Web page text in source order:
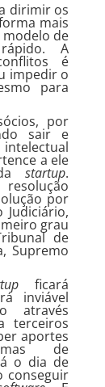
dirimir os
mais
modelo de
A
é
impedir o
para
por
sair e
a ele
dastartup.
por
grau
de
Supremo
ficará
inviável
através
terceiros
aportes
de
o dia de
conseguir